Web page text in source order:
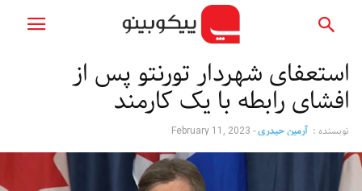
استعفای شهردار تورنتو پس از
افشای رابطه با یک کارمند
نویسنده : آرمین حیدری-
February 11, 2023